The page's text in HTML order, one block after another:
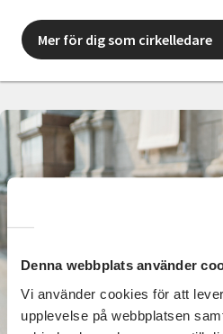
Denna webbplats använder
Vi använder cookies för att
upplevelse på webbplatsen
Mer för dig som cirkelledare